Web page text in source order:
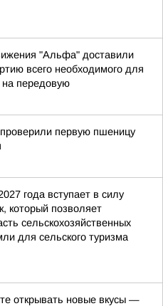
"Альфа" доставили
всего необходимого для
передовую
первую пшеницу
года вступает в силу
который позволяет
сельскохозяйственных
для сельского туризма
открывать новые вкусы —